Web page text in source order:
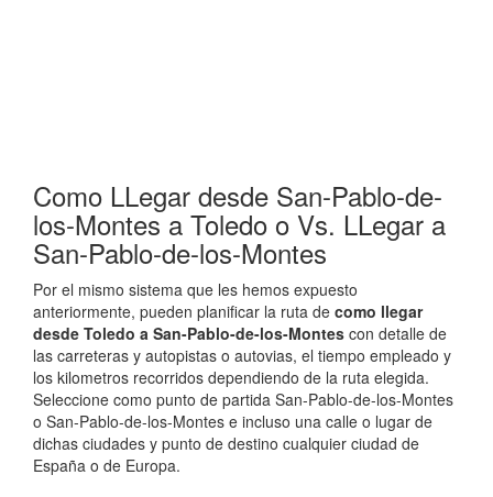
Como LLegar desde San-Pablo-de-
los-Montes a Toledo o Vs. LLegar a
San-Pablo-de-los-Montes
Por el mismo sistema que les hemos expuesto
anteriormente, pueden planificar la ruta de como llegar
desde Toledo a San-Pablo-de-los-Montes con detalle de
las carreteras y autopistas o autovias, el tiempo empleado y
los kilometros recorridos dependiendo de la ruta elegida.
Seleccione como punto de partida San-Pablo-de-los-Montes
o San-Pablo-de-los-Montes e incluso una calle o lugar de
dichas ciudades y punto de destino cualquier ciudad de
España o de Europa.